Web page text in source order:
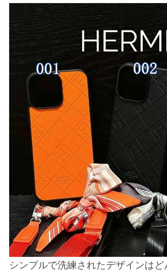
シンプルで洗練されたデザインは